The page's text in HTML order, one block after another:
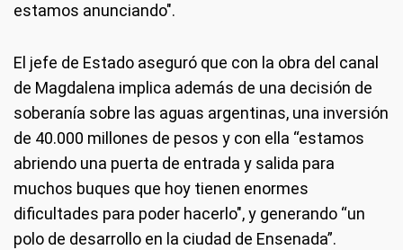
estamos anunciando".
El jefe de Estado aseguró que con la obra del canal
de Magdalena implica además de una decisión de
soberanía sobre las aguas argentinas, una inversión
de 40.000 millones de pesos y con ella “estamos
abriendo una puerta de entrada y salida para
muchos buques que hoy tienen enormes
dificultades para poder hacerlo", y generando “un
polo de desarrollo en la ciudad de Ensenada”.